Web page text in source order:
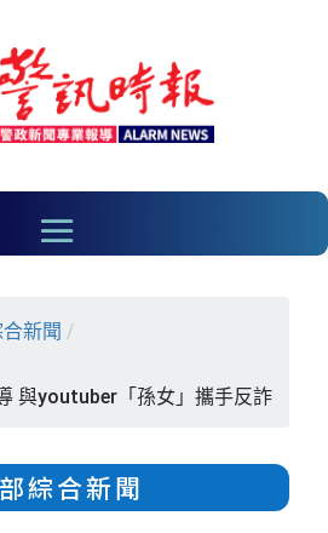
新聞 /
與youtuber「孫女」攜手反詐
綜合新聞